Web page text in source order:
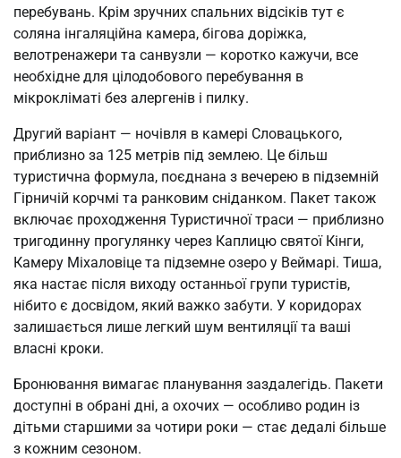
перебувань. Крім зручних спальних відсіків тут є
соляна інгаляційна камера, бігова доріжка,
велотренажери та санвузли — коротко кажучи, все
необхідне для цілодобового перебування в
мікрокліматі без алергенів і пилку.
Другий варіант — ночівля в камері Словацького,
приблизно за 125 метрів під землею. Це більш
туристична формула, поєднана з вечерею в підземній
Гірничій корчмі та ранковим сніданком. Пакет також
включає проходження Туристичної траси — приблизно
тригодинну прогулянку через Каплицю святої Кінги,
Камеру Міхаловіце та підземне озеро у Веймарі. Тиша,
яка настає після виходу останньої групи туристів,
нібито є досвідом, який важко забути. У коридорах
залишається лише легкий шум вентиляції та ваші
власні кроки.
Бронювання вимагає планування заздалегідь. Пакети
доступні в обрані дні, а охочих — особливо родин із
дітьми старшими за чотири роки — стає дедалі більше
з кожним сезоном.